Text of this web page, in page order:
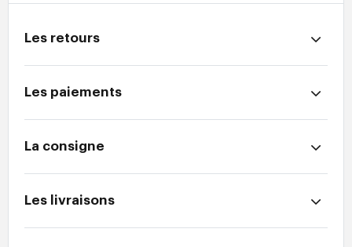
Les retours
Les paiements
La consigne
Les livraisons